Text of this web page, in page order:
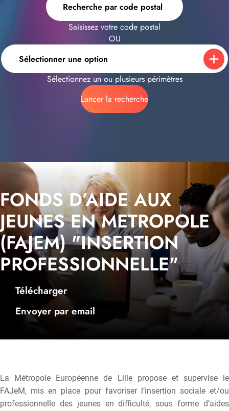
Recherche par code postal
Saisissez votre code postal
OU
Sélectionner une option
Sélectionnez un ou plusieurs périmètres
Lancer la recherche
FONDS D’AIDE AUX
JEUNES EN METROPOLE
(FAJEM) "INSERTION
PROFESSIONNELLE"
Télécharger
Envoyer par email
La Métropole Européenne de Lille propose et supervise le
FAJeM, mis en place pour favoriser l’insertion sociale et/ou
professionnelle des jeunes en difficulté, sous forme d’aides